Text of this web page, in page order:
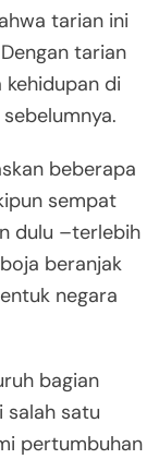
tarian ini
tarian
di
beberapa
sempat
dulu –terlebih
beranjak
negara
bagian
salah satu
pertumbuhan